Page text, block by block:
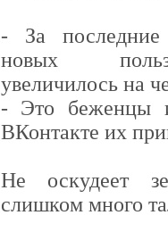
- За последние
новых
увеличилось на
- Это беженцы
ВКонтакте их
Не оскудеет
слишком много